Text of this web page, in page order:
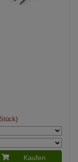
Kaufen